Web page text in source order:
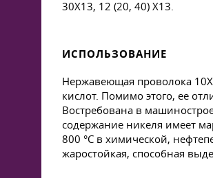
30Х13, 12 (20, 40) Х13.
ИСПОЛЬЗОВАНИЕ
Нержавеющая проволока
кислот. Помимо этого, ее
Востребована в
содержание никеля имеет
800 °C в химической,
жаростойкая, способная